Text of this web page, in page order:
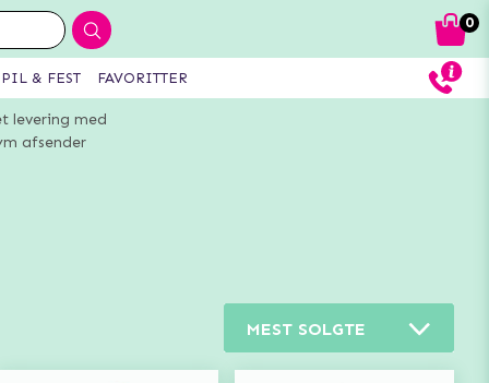
MEST SOLGTE
0
& FEST FAVORITTER
levering med
afsender